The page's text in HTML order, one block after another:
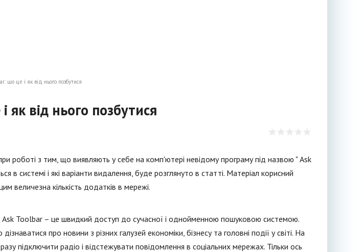
що це і як від нього позбутися
як від нього позбутися
роботі з тим, що виявляють у себе на комп'ютері невідому програму під назвою " Ask
в системі і які варіанти видалення, буде розглянуто в статті. Матеріал корисний
величезна кількість додатків в мережі.
Toolbar – це швидкий доступ до сучасної і однойменною пошуковою системою.
про новини з різних галузей економіки, бізнесу та головні події у світі. На
підключити радіо і відстежувати повідомлення в соціальних мережах. Тільки ось